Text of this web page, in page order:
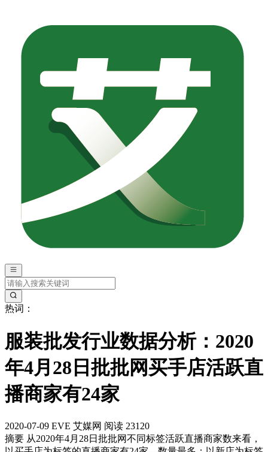
热词：
服装批发行业数据分析：2020
年4月28日批批网买手店活跃直
播商家有24家
2020-07-09 EVE 艾媒网 阅读 23120
摘要 从2020年4月28日批批网不同标签活跃直播商家数来看，